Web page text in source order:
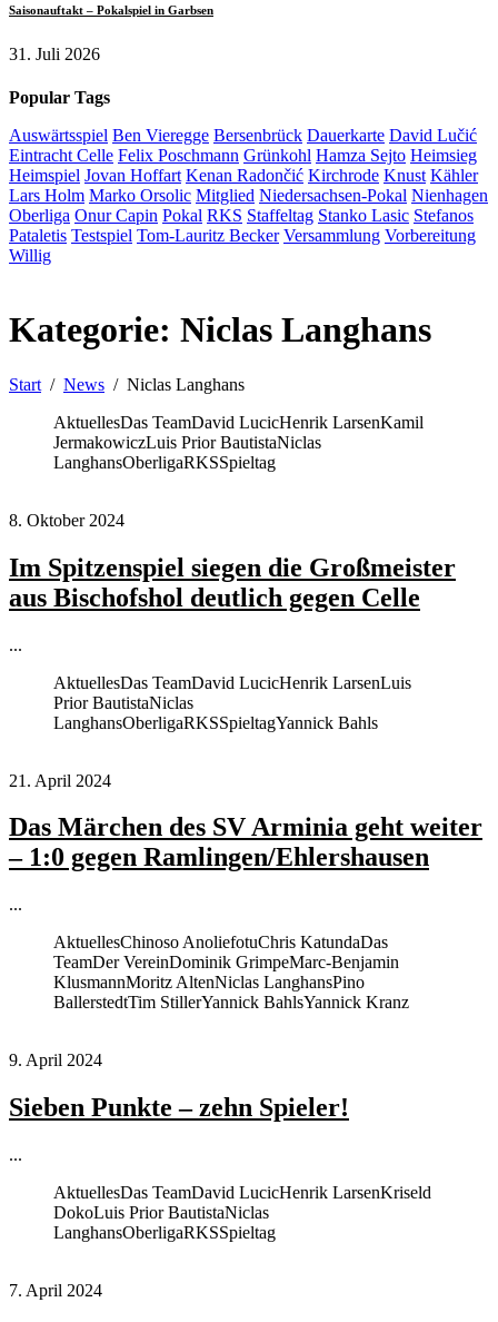
Saisonauftakt – Pokalspiel in Garbsen
31. Juli 2026
Popular Tags
Auswärtsspiel Ben Vieregge Bersenbrück Dauerkarte David Lučić
Eintracht Celle Felix Poschmann Grünkohl Hamza Sejto Heimsieg
Heimspiel Jovan Hoffart Kenan Radončić Kirchrode Knust Kähler
Lars Holm Marko Orsolic Mitglied Niedersachsen-Pokal Nienhagen
Oberliga Onur Capin Pokal RKS Staffeltag Stanko Lasic Stefanos
Pataletis Testspiel Tom-Lauritz Becker Versammlung Vorbereitung
Willig
Kategorie: Niclas Langhans
Start News
Niclas Langhans
AktuellesDas TeamDavid LucicHenrik LarsenKamil
JermakowiczLuis Prior BautistaNiclas
LanghansOberligaRKSSpieltag
8. Oktober 2024
Im Spitzenspiel siegen die Großmeister
aus Bischofshol deutlich gegen Celle
...
AktuellesDas TeamDavid LucicHenrik LarsenLuis
Prior BautistaNiclas
LanghansOberligaRKSSpieltagYannick Bahls
21. April 2024
Das Märchen des SV Arminia geht weiter
– 1:0 gegen Ramlingen/Ehlershausen
...
AktuellesChinoso AnoliefotuChris KatundaDas
TeamDer VereinDominik GrimpeMarc-Benjamin
KlusmannMoritz AltenNiclas LanghansPino
BallerstedtTim StillerYannick BahlsYannick Kranz
9. April 2024
Sieben Punkte – zehn Spieler!
...
AktuellesDas TeamDavid LucicHenrik LarsenKriseld
DokoLuis Prior BautistaNiclas
LanghansOberligaRKSSpieltag
7. April 2024